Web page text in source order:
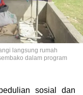
langsung rumah
dalam program
sosial dan